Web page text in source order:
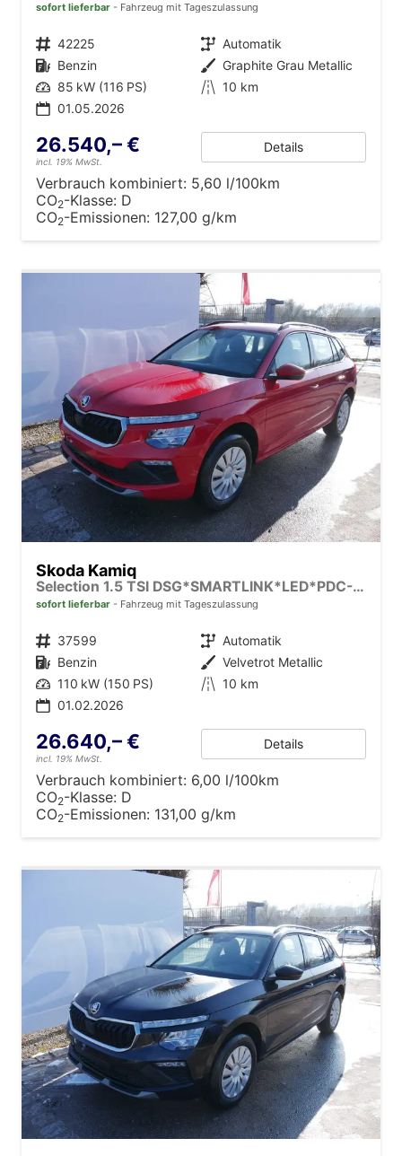
sofort lieferbar Fahrzeug mit Tageszulassung
Fahrzeugnr. 42225 Getriebe Automatik
Kraftstoff Benzin Außenfarbe Graphite Grau Metallic
Leistung 85 kW (116 PS) Kilometerstand 10 km
01.05.2026
26.540,– €
incl. 19% MwSt.
Details
Verbrauch kombiniert: 5,60 l/100km
CO2-Klasse: D
CO2-Emissionen: 127,00 g/km
Skoda Kamiq
Selection 1.5 TSI DSG*SMARTLINK*LED*PDC-HI*TEMPOMAT*SHZ*KLIMA
sofort lieferbar Fahrzeug mit Tageszulassung
Fahrzeugnr. 37599 Getriebe Automatik
Kraftstoff Benzin Außenfarbe Velvetrot Metallic
Leistung 110 kW (150 PS) Kilometerstand 10 km
01.02.2026
26.640,– €
incl. 19% MwSt.
Details
Verbrauch kombiniert: 6,00 l/100km
CO2-Klasse: D
CO2-Emissionen: 131,00 g/km